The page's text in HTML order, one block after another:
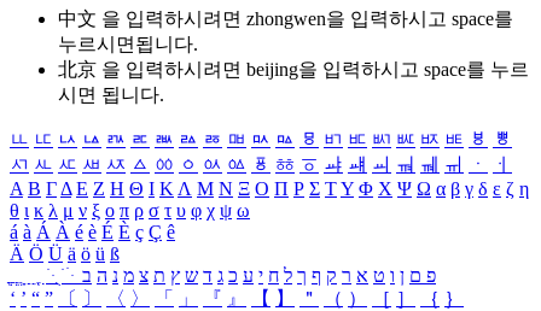
中文 을 입력하시려면 zhongwen을 입력하시고 space를
누르시면됩니다.
北京 을 입력하시려면 beijing을 입력하시고 space를 누르
시면 됩니다.
ㅥ ㅦ ㅧ ㅨ ㅩ ㅪ ㅫ ㅬ ㅭ ㅮ ㅯ ㅰ ㅱ ㅲ ㅳ ㅴ ㅵ ㅶ ㅷ ㅸ
ㅹ
ㅺ ㅻ ㅼ ㅽ ㅾ ㅿ ㆀ ㆁ ㆂ ㆃ ㆄ ㆅ ㆆ ㆇ ㆈ ㆉ ㆊ ㆋ ㆌ ㆍ
ㆎ
Α Β ΓΔ Ε Ζ Η Θ Ι ΚΛ Μ Ν Ξ Ο Π Ρ Σ ΤΥ Φ Χ Ψ Ω α β γ δ ε ζ η
θ ι κ λ μ ν ξ ο π ρ σ τ υ φ χ ψ ω
á à Á À é è É È ç Ç ê
Ä Ö Ü ä ö ü ß
ִֶֹ ֻּ ׁׂ פ ם ן ו ט א ר ק ף ך ל ח י ע כ ג ד ש ץ ת צ מ נ ה ב
‘ ’ “ ” 〔 〕 〈 〉 「 」 『 』 【 】 ＂ （ ） ［ ］ ｛ ｝